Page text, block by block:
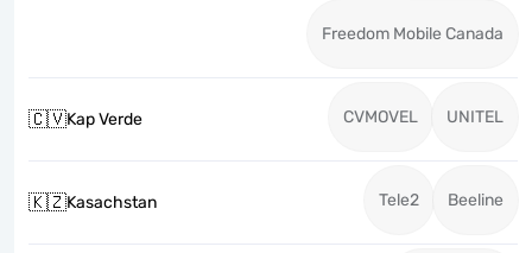
Freedom Mobile Canada
🇨🇻Kap Verde CVMOVEL UNITEL
🇰🇿Kasachstan Tele2 Beeline